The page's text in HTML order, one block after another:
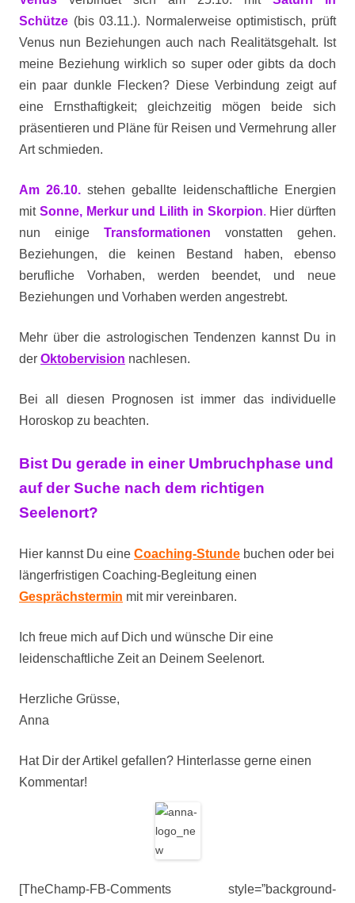
Schütze (bis 03.11.). Normalerweise optimistisch, prüft
Venus nun Beziehungen auch nach Realitätsgehalt. Ist
meine Beziehung wirklich so super oder gibts da doch
ein paar dunkle Flecken? Diese Verbindung zeigt auf
eine Ernsthaftigkeit; gleichzeitig mögen beide sich
präsentieren und Pläne für Reisen und Vermehrung aller
Art schmieden.
Am 26.10. stehen geballte leidenschaftliche Energien
mit Sonne, Merkur und Lilith in Skorpion. Hier dürften
nun einige Transformationen vonstatten gehen.
Beziehungen, die keinen Bestand haben, ebenso
berufliche Vorhaben, werden beendet, und neue
Beziehungen und Vorhaben werden angestrebt.
Mehr über die astrologischen Tendenzen kannst Du in
der Oktobervision nachlesen.
Bei all diesen Prognosen ist immer das individuelle
Horoskop zu beachten.
Bist Du gerade in einer Umbruchphase und
auf der Suche nach dem richtigen
Seelenort?
Hier kannst Du eine Coaching-Stunde buchen oder bei
längerfristigen Coaching-Begleitung einen
Gesprächstermin mit mir vereinbaren.
Ich freue mich auf Dich und wünsche Dir eine
leidenschaftliche Zeit an Deinem Seelenort.
Herzliche Grüsse,
Anna
Hat Dir der Artikel gefallen? Hinterlasse gerne einen
Kommentar!
[TheChamp-FB-Comments style=”background-